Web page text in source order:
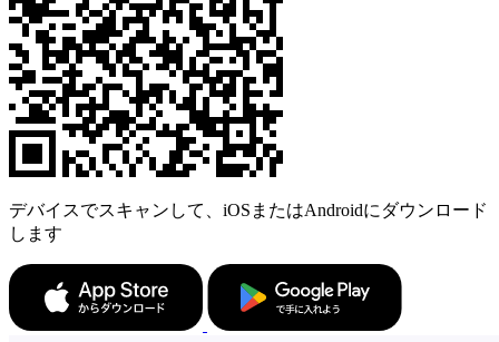
デバイスでスキャンして、iOSまたはAndroidにダウンロード
します